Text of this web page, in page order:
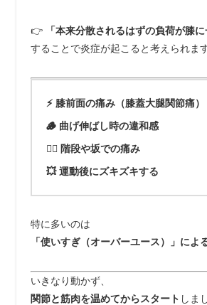
👉
「本来分散されるはずの負荷が膝に
することで炎症が起こると考えられます
⚡ 膝前面の痛み（膝蓋大腿関節痛）
🪵 曲げ伸ばし時の違和感
🏃‍♀️ 階段や坂での痛み
💥 運動後にズキズキする
特に多いのは
「使いすぎ（オーバーユース）」によ
いきなり動かず、
関節と筋肉を温めてからスタート しま